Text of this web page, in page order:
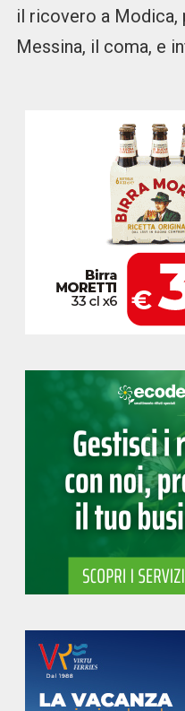
il ricovero a
Messina, il coma, e